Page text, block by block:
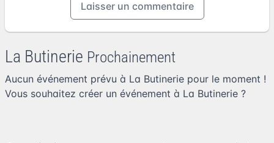
Laisser un commentaire
La Butinerie Prochainement
Aucun événement prévu à La Butinerie pour le moment !
Vous souhaitez créer un événement à La Butinerie ?